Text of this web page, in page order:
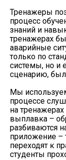
Тренажеры
процесс
знаний и
тренажерах
аварийные
только по
системы, но и
сценарию,
Мы
процессе
на
выплавка –
разбиваются
приложение –
переходят к
студенты